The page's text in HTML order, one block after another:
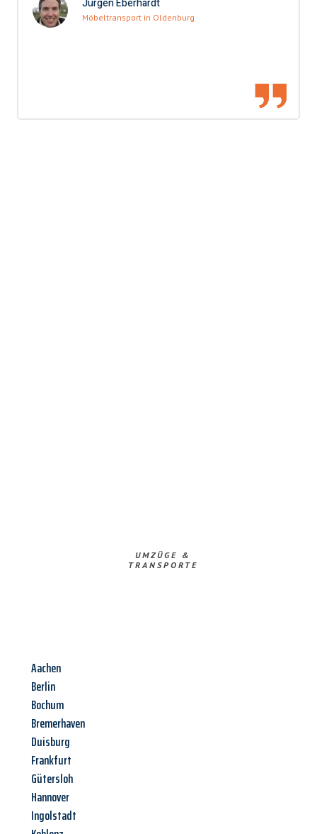
Jürgen Eberhardt
Möbeltransport in Oldenburg
UMZÜGE &
TRANSPORTE
Aachen
Berlin
Bochum
Bremerhaven
Duisburg
Frankfurt
Gütersloh
Hannover
Ingolstadt